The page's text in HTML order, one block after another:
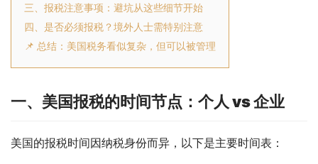
三、报税注意事项：避坑从这些细节开始
四、是否必须报税？境外人士需特别注意
📌 总结：美国税务看似复杂，但可以被管理
一、美国报税的时间节点：个人 vs 企业
美国的报税时间因纳税身份而异，以下是主要时间表：